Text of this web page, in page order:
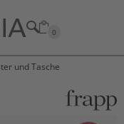
0
und Tasche